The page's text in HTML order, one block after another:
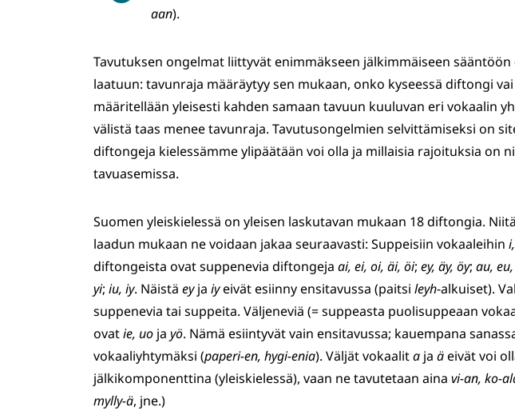
aan).
Tavutuksen ongelmat liittyvät enimmäkseen jälkimmäiseen
laatuun: tavunraja määräytyy sen mukaan, onko kyseessä diftongi
määritellään yleisesti kahden samaan tavuun kuuluvan eri vokaalin
välistä taas menee tavunraja. Tavutusongelmien selvittämiseksi on
diftongeja kielessämme ylipäätään voi olla ja millaisia rajoituksia on
tavuasemissa.
Suomen yleiskielessä on yleisen laskutavan mukaan 18 diftongia.
laadun mukaan ne voidaan jakaa seuraavasti: Suppeisiin vokaaleihin
diftongeista ovat suppenevia diftongeja ai, ei, oi, äi, öi; ey, äy, öy; au,
yi; iu, iy. Näistä eyja iyeivät esiinny ensitavussa (paitsi leyh-alkuiset).
suppenevia tai suppeita. Väljeneviä (= suppeasta puolisuppeaan
ovatie, uo ja yö. Nämä esiintyvät vain ensitavussa; kauempana
vokaaliyhtymäksi (paperi-en, hygi-enia). Väljät vokaalita ja äeivät voi
jälkikomponenttina (yleiskielessä), vaan ne tavutetaan aina vi-an, ko-
mylly-ä, jne.)